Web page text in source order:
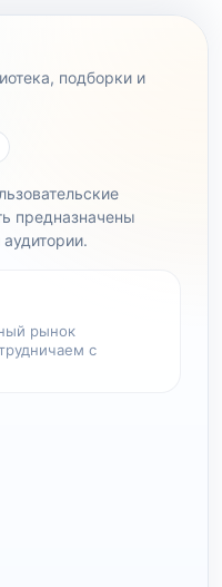
подборки и
предназначены
рынок
с